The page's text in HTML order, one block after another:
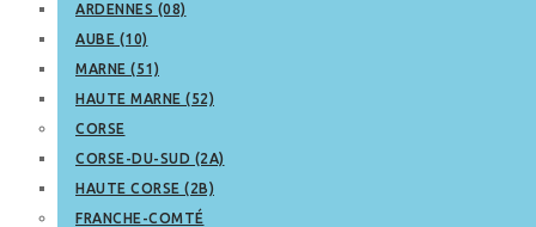
ARDENNES (08)
AUBE (10)
MARNE (51)
HAUTE MARNE (52)
CORSE
CORSE-DU-SUD (2A)
HAUTE CORSE (2B)
FRANCHE-COMTÉ